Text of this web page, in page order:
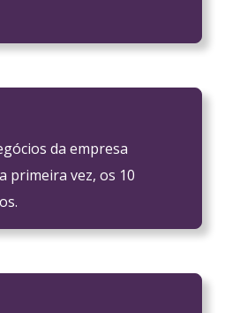
da empresa
primeira vez, os 10